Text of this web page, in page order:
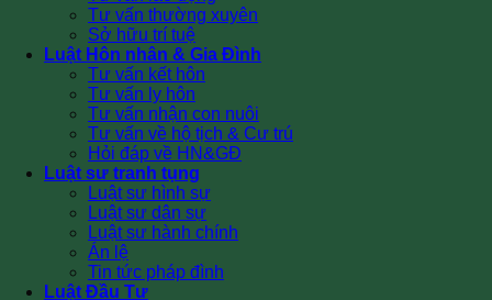
Tư vấn thường xuyên
Sở hữu trí tuệ
Luật Hôn nhân & Gia Đình
Tư vấn kết hôn
Tư vấn ly hôn
Tư vấn nhận con nuôi
Tư vấn về hộ tịch & Cư trú
Hỏi đáp về HN&GĐ
Luật sư tranh tụng
Luật sư hình sự
Luật sư dân sự
Luật sư hành chính
Án lệ
Tin tức pháp đình
Luật Đầu Tư